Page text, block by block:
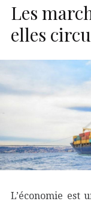
Les
elles
L’économie est